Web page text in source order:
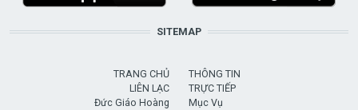
SITEMAP
TRANG CHỦ
LIÊN LẠC
Đức Giáo Hoàng
THÔNG TIN
TRỰC TIẾP
Mục Vụ